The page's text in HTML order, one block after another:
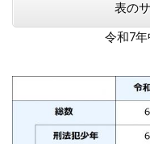
表の
令和7